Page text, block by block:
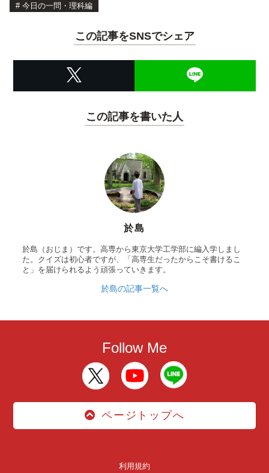
# 今日の一問・理科編
この記事をSNSでシェア
この記事を書いた人
於島
於島（おじま）です。高専から東京大学工学部に編入学しまし
た。クイズは初心者ですが、「高専生だったからこそ書けるこ
と」を届けられるよう頑張っていきます。
於島の記事一覧へ
Follow Me
ページトップへ
利用規約